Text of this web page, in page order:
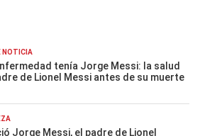
NOTICIA
tenía Jorge Messi: la salud
de Lionel Messi antes de su muerte
Jorge Messi, el padre de Lionel